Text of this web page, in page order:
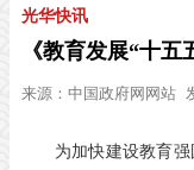
光华快讯
《教育发展“十五
来源： 中国政府网网站
为加快建设教育